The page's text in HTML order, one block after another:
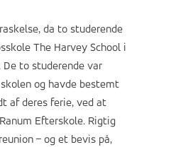
da to studerende
The Harvey School i
De to studerende var
og havde bestemt
af deres ferie, ved at
Efterskole. Rigtig
– og et bevis på,